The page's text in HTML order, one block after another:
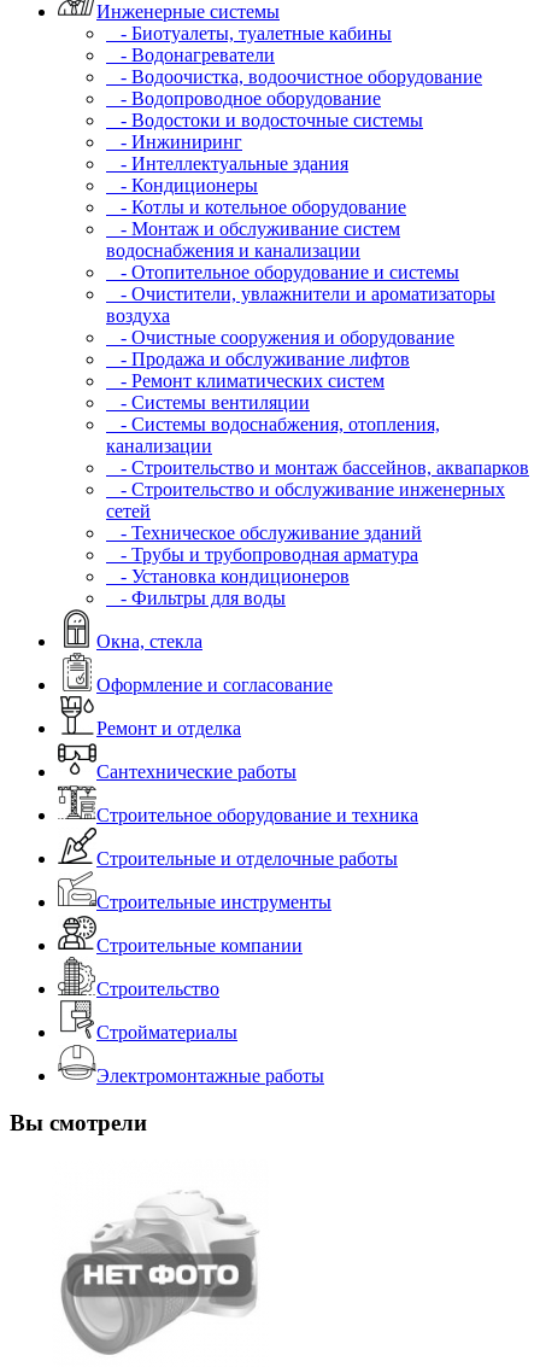
Инженерные системы
- Биотуалеты, туалетные кабины
- Водонагреватели
- Водоочистка, водоочистное оборудование
- Водопроводное оборудование
- Водостоки и водосточные системы
- Инжиниринг
- Интеллектуальные здания
- Кондиционеры
- Котлы и котельное оборудование
- Монтаж и обслуживание систем
водоснабжения и канализации
- Отопительное оборудование и системы
- Очистители, увлажнители и ароматизаторы
воздуха
- Очистные сооружения и оборудование
- Продажа и обслуживание лифтов
- Ремонт климатических систем
- Системы вентиляции
- Системы водоснабжения, отопления,
канализации
- Строительство и монтаж бассейнов, аквапарков
- Строительство и обслуживание инженерных
сетей
- Техническое обслуживание зданий
- Трубы и трубопроводная арматура
- Установка кондиционеров
- Фильтры для воды
Окна, стекла
Оформление и согласование
Ремонт и отделка
Сантехнические работы
Строительное оборудование и техника
Строительные и отделочные работы
Строительные инструменты
Строительные компании
Строительство
Стройматериалы
Электромонтажные работы
Вы смотрели